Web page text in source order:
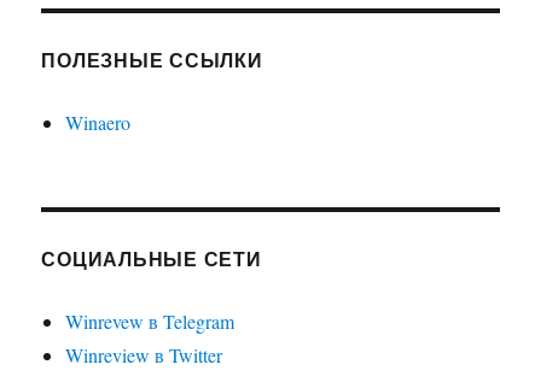
ПОЛЕЗНЫЕ ССЫЛКИ
Winaero
СОЦИАЛЬНЫЕ СЕТИ
Winrevew в Telegram
Winreview в Twitter